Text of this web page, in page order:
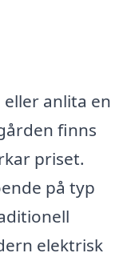
anlita en
finns
priset.
på typ
elektrisk